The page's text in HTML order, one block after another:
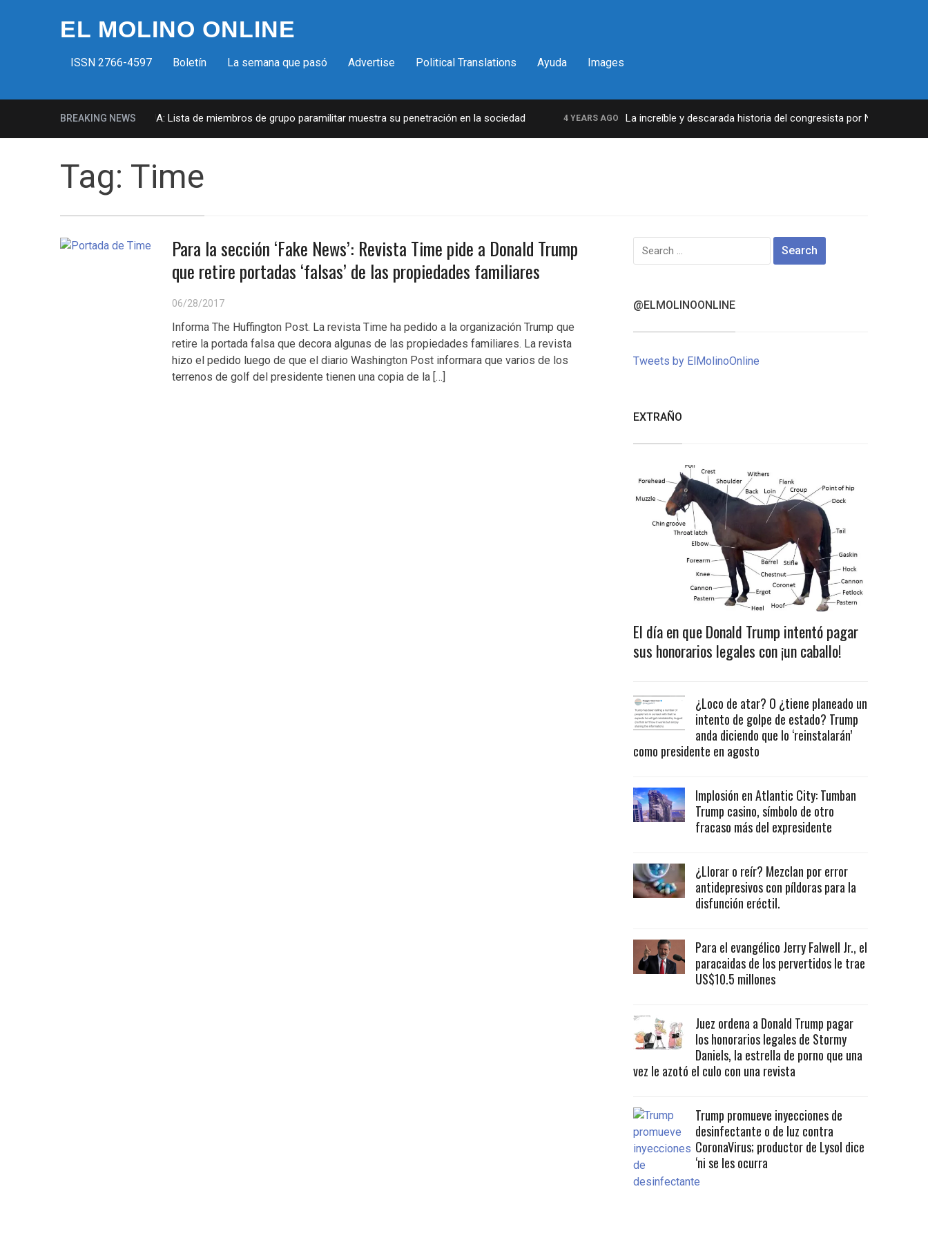
EL MOLINO ONLINE
ISSN 2766-4597 Boletín La semana que pasó Advertise Political Translations Ayuda Images
BREAKING NEWS
Milicias fascistas en EUA: Lista de miembros de grupo paramilitar muestra su penetración en la sociedad 4 YEARS AGO La increíble y descarada historia del congresista por NY George
Tag: Time
Para la sección ‘Fake News’: Revista Time pide a Donald Trump
que retire portadas ‘falsas’ de las propiedades familiares
06/28/2017
Informa The Huffington Post. La revista Time ha pedido a la organización Trump que
retire la portada falsa que decora algunas de las propiedades familiares. La revista
hizo el pedido luego de que el diario Washington Post informara que varios de los
terrenos de golf del presidente tienen una copia de la […]
Search
for:
@ELMOLINOONLINE
Tweets by ElMolinoOnline
EXTRAÑO
El día en que Donald Trump intentó pagar
sus honorarios legales con ¡un caballo!
¿Loco de atar? O ¿tiene planeado un
intento de golpe de estado? Trump
anda diciendo que lo ‘reinstalarán’
como presidente en agosto
Implosión en Atlantic City: Tumban
Trump casino, símbolo de otro
fracaso más del expresidente
¿Llorar o reír? Mezclan por error
antidepresivos con píldoras para la
disfunción eréctil.
Para el evangélico Jerry Falwell Jr., el
paracaidas de los pervertidos le trae
US$10.5 millones
Juez ordena a Donald Trump pagar
los honorarios legales de Stormy
Daniels, la estrella de porno que una
vez le azotó el culo con una revista
Trump promueve inyecciones de
desinfectante o de luz contra
CoronaVirus; productor de Lysol dice
‘ni se les ocurra